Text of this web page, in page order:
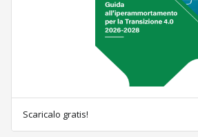
Scaricalo gratis!